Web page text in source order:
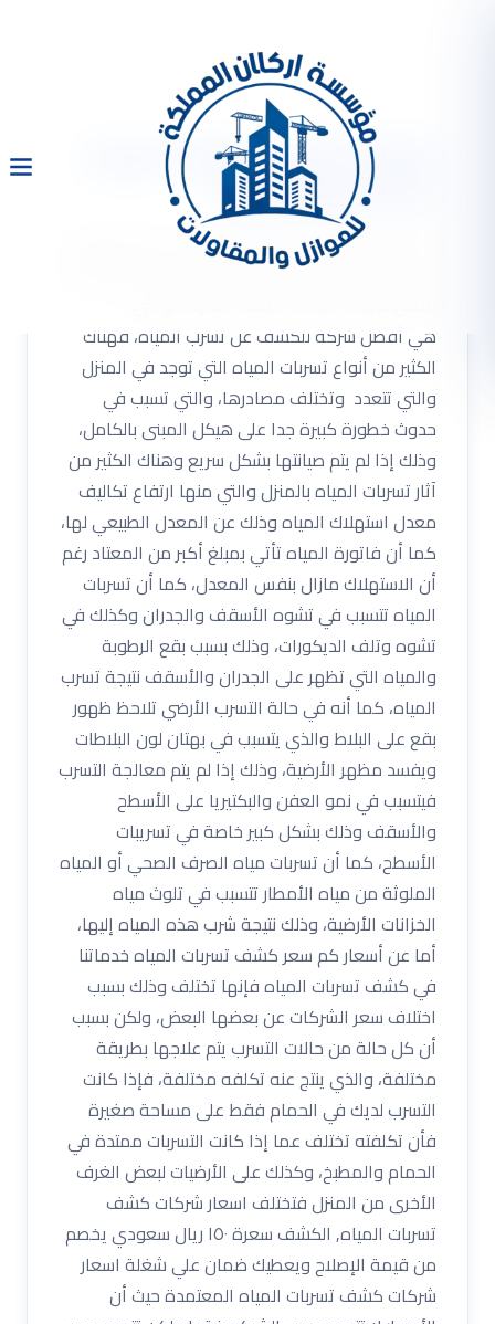
شركة كشف تسربات المياه
بالدمام والعوازل
شركة كشف تسربات المياه بالدمام حل ارتفاع فاتورة
المياه اصلاح تسربات المياه دون تكسير . أن شركتنا من
هي أفضل شركة للكشف عن تسرب المياه، فهناك
الكثير من أنواع تسربات المياه التي توجد في المنزل
والتي تتعدد وتختلف مصادرها، والتي تسبب في
حدوث خطورة كبيرة جدا على هيكل المبنى بالكامل،
وذلك إذا لم يتم صيانتها بشكل سريع وهناك الكثير من
آثار تسربات المياه بالمنزل والتي منها ارتفاع تكاليف
معدل استهلاك المياه وذلك عن المعدل الطبيعي لها،
كما أن فاتورة المياه تأتي بمبلغ أكبر من المعتاد رغم
أن الاستهلاك مازال بنفس المعدل، كما أن تسربات
المياه تتسبب في تشوه الأسقف والجدران وكذلك في
تشوه وتلف الديكورات، وذلك بسبب بقع الرطوبة
والمياه التي تظهر على الجدران والأسقف نتيجة تسرب
المياه، كما أنه في حالة التسرب الأرضي تلاحظ ظهور
بقع على البلاط والذي يتسبب في بهتان لون البلاطات
ويفسد مظهر الأرضية، وذلك إذا لم يتم معالجة التسرب
فيتسبب في نمو العفن والبكتيريا على الأسطح
والأسقف وذلك بشكل كبير خاصة في تسريبات
الأسطح، كما أن تسربات مياه الصرف الصحي أو المياه
الملوثة من مياه الأمطار تتسبب في تلوث مياه
الخزانات الأرضية، وذلك نتيجة شرب هذه المياه إليها،
أما عن أسعار كم سعر كشف تسربات المياه خدماتنا
في كشف تسربات المياه فإنها تختلف وذلك بسبب
اختلاف سعر الشركات عن بعضها البعض، ولكن بسبب
أن كل حالة من حالات التسرب يتم علاجها بطريقة
مختلفة، والذي ينتج عنه تكلفه مختلفة، فإذا كانت
التسرب لديك في الحمام فقط على مساحة صغيرة
فأن تكلفته تختلف عما إذا كانت التسربات ممتدة في
الحمام والمطبخ، وكذلك على الأرضيات لبعض الغرف
الأخرى من المنزل فتختلف اسعار شركات كشف
تسربات المياه, الكشف سعرة ١٥٠ ريال سعودي يخصم
من قيمة الإصلاح ويعطيك ضمان علي شغلة اسعار
شركات كشف تسربات المياه المعتمدة حيث أن